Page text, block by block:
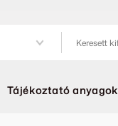
Tájékoztató anyagok